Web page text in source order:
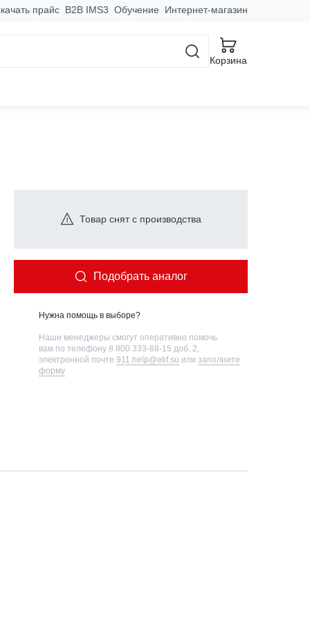
прайс B2B IMS3 Обучение Интернет-магазин
Корзина
AL
Товар снят с производства
Подобрать аналог
Нужна помощь в выборе?
Наши менеджеры смогут оперативно помочь
вам по телефону 8 800 333-88-15 доб. 2,
электронной почте 911.help@ekf.su или заполните
форму